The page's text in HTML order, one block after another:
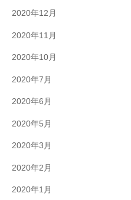
2020年12月
2020年11月
2020年10月
2020年7月
2020年6月
2020年5月
2020年3月
2020年2月
2020年1月